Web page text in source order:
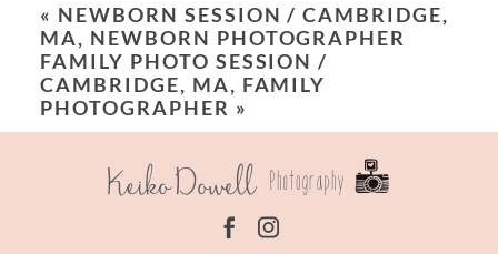
« NEWBORN SESSION / CAMBRIDGE,
MA, NEWBORN PHOTOGRAPHER
FAMILY PHOTO SESSION /
CAMBRIDGE, MA, FAMILY
PHOTOGRAPHER »